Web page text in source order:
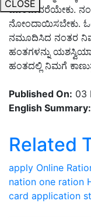
CLOSE
ಮುಂದುವರೆಯೇಕು.
ನೋಂದಾಯಿಸಬೇಕು.
ನಮೂದಿಸಿದ ನಂತರ
ಹಂತಗಳನ್ನು
ಹಂತದಲ್ಲಿ ನಿಮಗೆ
Published On: 03
English Summary:
Related
apply Online
nation one ration
card application